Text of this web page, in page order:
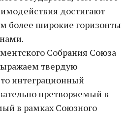
достигают
более широкие горизонты
Собрания Союза
твердую
интеграционный
претворяемый в
в рамках Союзного